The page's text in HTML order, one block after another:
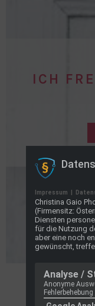
ICH
Impressum
Christina Gaio
(Firmensitz:
Diensten
für die Nutzung
aber eine noch
gewünscht,
Analyse /
Anonyme